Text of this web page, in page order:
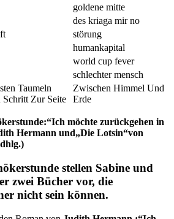
goldene mitte
des kriaga mir no
störung
humankapital
world cup fever
schlechter mensch
Taumeln
Schritt Zur Seite
Zwischen Himmel Und
Erde
möchte zurückgehen in
Hermann und„Die Lotsin“von
stellen Sabine und
zwei Bücher vor, die
nicht sein können.